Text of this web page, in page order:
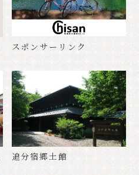
スポンサーリンク
追分宿郷土館